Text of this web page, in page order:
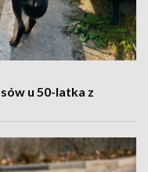
u 50-latka z